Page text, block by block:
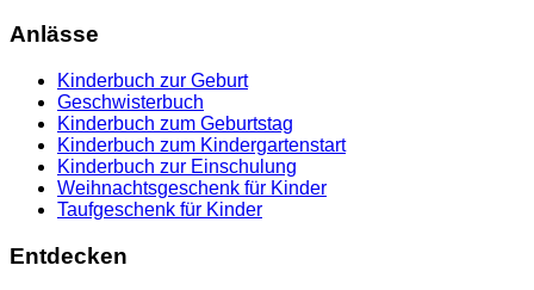
Anlässe
Kinderbuch zur Geburt
Geschwisterbuch
Kinderbuch zum Geburtstag
Kinderbuch zum Kindergartenstart
Kinderbuch zur Einschulung
Weihnachtsgeschenk für Kinder
Taufgeschenk für Kinder
Entdecken